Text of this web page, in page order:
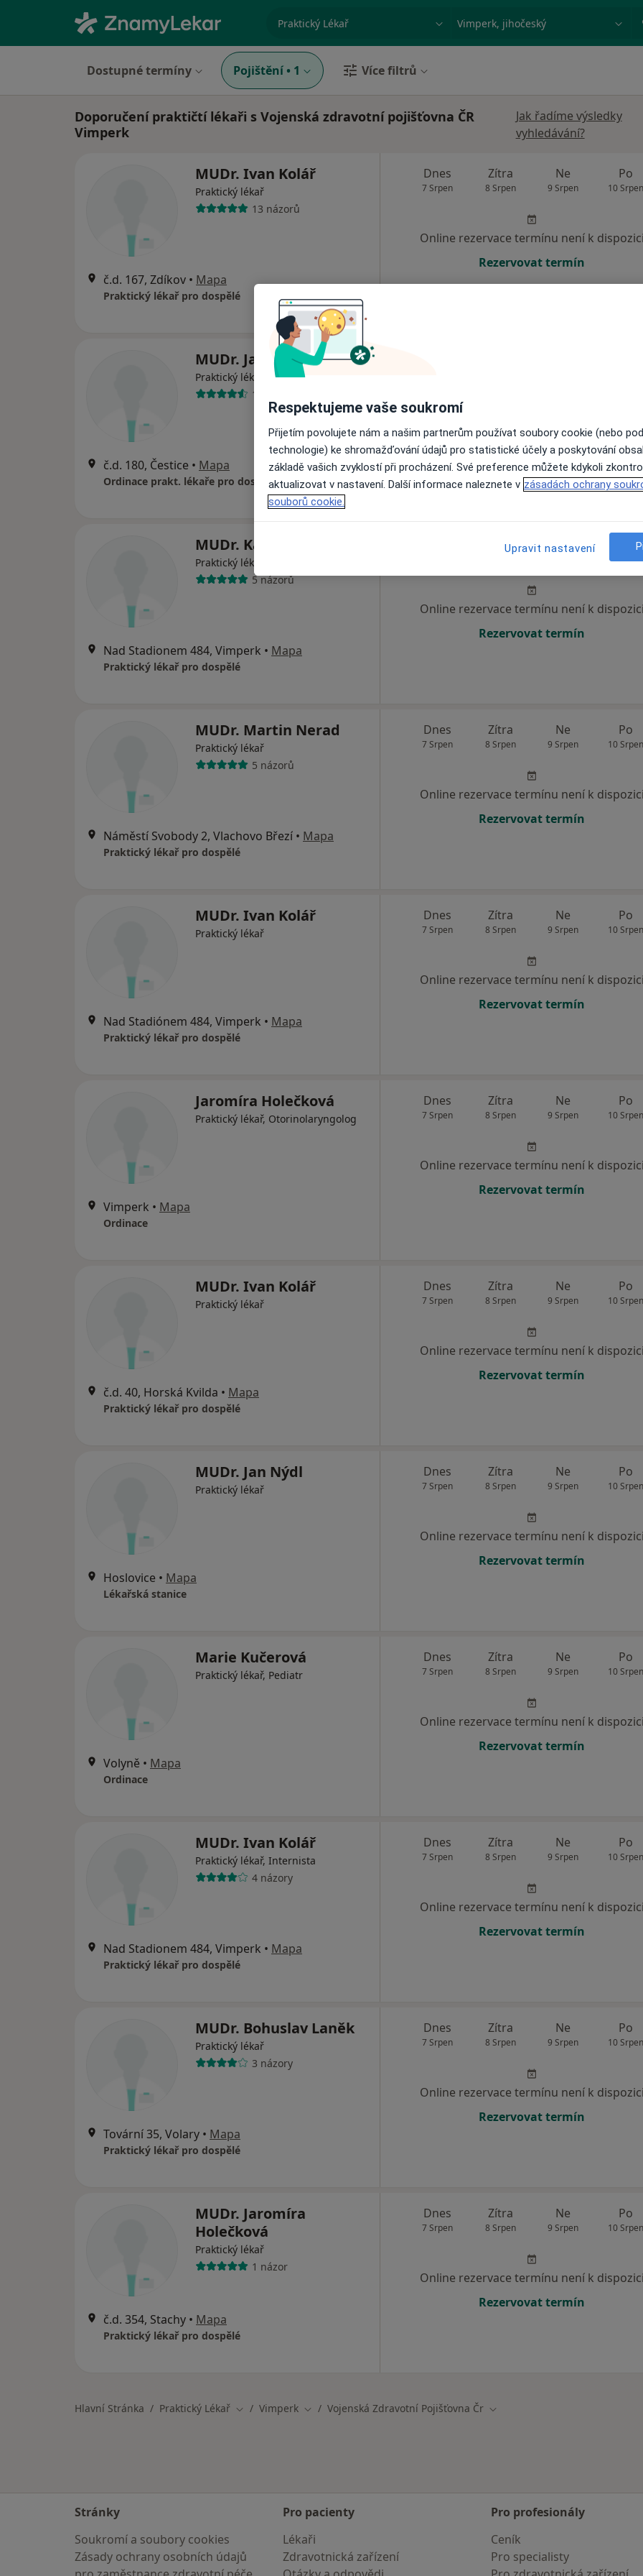
specializace, nemoc nebo příjmení Město nebo region
Dostupné termíny Pojištění • 1 Více filtrů
Doporučení praktičtí lékaři s Vojenská zdravotní pojišťovna ČR
Vimperk
Jak řadíme výsledky
vyhledávání?
MUDr. Ivan Kolář
Praktický lékař
13 názorů
č.d. 167, Zdíkov • Mapa
Praktický lékař pro dospělé
Dnes
7 Srpen
Zítra
8 Srpen
Ne
9 Srpen
Po
10 Srpen
Online rezervace termínu není k dispozici
Rezervovat termín
MUDr. Jan Nýdl
Praktický lékař, Internista
10 názorů
č.d. 180, Čestice • Mapa
Ordinace prakt. lékaře pro dospělé
Rezervovat termín
MUDr. Karel Řeřicha
Praktický lékař
5 názorů
Nad Stadionem 484, Vimperk • Mapa
Praktický lékař pro dospělé
Zítra Ne
10
Online rezervace termínu není k dispozici
Rezervovat termín
MUDr. Martin Nerad
Praktický lékař
5 názorů
Náměstí Svobody 2, Vlachovo Březí • Mapa
Praktický lékař pro dospělé
Dnes
7 Srpen
Zítra
8 Srpen
Ne
9 Srpen
Po
10 Srpen
Online rezervace termínu není k dispozici
Rezervovat termín
MUDr. Ivan Kolář
Praktický lékař
Nad Stadiónem 484, Vimperk • Mapa
Praktický lékař pro dospělé
Dnes
7 Srpen
Zítra
8 Srpen
Ne
9 Srpen
Po
10 Srpen
Online rezervace termínu není k dispozici
Rezervovat termín
Jaromíra Holečková
Praktický lékař, Otorinolaryngolog
Vimperk • Mapa
Ordinace
Dnes
7 Srpen
Zítra
8 Srpen
Ne
9 Srpen
Po
10 Srpen
Online rezervace termínu není k dispozici
Rezervovat termín
MUDr. Ivan Kolář
Praktický lékař
č.d. 40, Horská Kvilda • Mapa
Praktický lékař pro dospělé
Dnes
7 Srpen
Zítra
8 Srpen
Ne
9 Srpen
Po
10 Srpen
Online rezervace termínu není k dispozici
Rezervovat termín
MUDr. Jan Nýdl
Praktický lékař
Hoslovice • Mapa
Lékařská stanice
Dnes
7 Srpen
Zítra
8 Srpen
Ne
9 Srpen
Po
10 Srpen
Online rezervace termínu není k dispozici
Rezervovat termín
Marie Kučerová
Praktický lékař, Pediatr
Volyně • Mapa
Ordinace
Dnes
7 Srpen
Zítra
8 Srpen
Ne
9 Srpen
Po
10 Srpen
Online rezervace termínu není k dispozici
Rezervovat termín
MUDr. Ivan Kolář
Praktický lékař, Internista
4 názory
Nad Stadionem 484, Vimperk • Mapa
Praktický lékař pro dospělé
Dnes
7 Srpen
Zítra
8 Srpen
Ne
9 Srpen
Po
10 Srpen
Online rezervace termínu není k dispozici
Rezervovat termín
MUDr. Bohuslav Laněk
Praktický lékař
3 názory
Tovární 35, Volary • Mapa
Praktický lékař pro dospělé
Dnes
7 Srpen
Zítra
8 Srpen
Ne
9 Srpen
Po
10 Srpen
Online rezervace termínu není k dispozici
Rezervovat termín
MUDr. Jaromíra
Holečková
Praktický lékař
1 názor
č.d. 354, Stachy • Mapa
Praktický lékař pro dospělé
Dnes
7 Srpen
Zítra
8 Srpen
Ne
9 Srpen
Po
10 Srpen
Online rezervace termínu není k dispozici
Rezervovat termín
Hlavní Stránka Praktický Lékař Změna města
Vimperk Změna města
Vojenská Zdravotní Pojišťovna Čr Změna města
Stránky
Soukromí a soubory cookies
Zásady ochrany osobních údajů
Pro pacienty
Lékaři
Zdravotnická zařízení
Pro profesionály
Ceník
Pro specialisty
Respektujeme vaše soukromí
Přijetím povolujete nám a našim partnerům používat soubory cookie (nebo
technologie) ke shromažďování údajů pro statistické účely a poskytování
základě vašich zvyklostí při procházení. Své preference můžete kdykoli
aktualizovat v nastavení. Další informace naleznete v zásadách ochrany
souborů cookie.
Upravit nastavení